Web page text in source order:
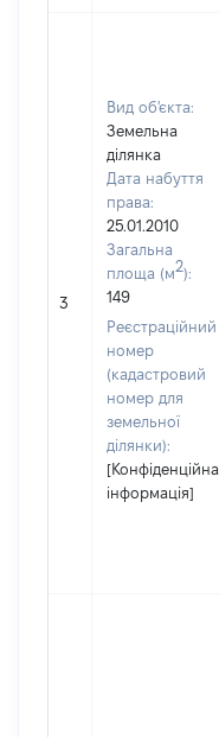
3
Вид об'єкта:
Земельна
ділянка
Дата набуття
права:
25.01.2010
Загальна
площа (м2):
149
Реєстраційний
номер
(кадастровий
номер для
земельної
ділянки):
[Конфіденційна
інформація]